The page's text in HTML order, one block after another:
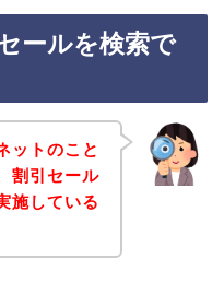
ールを検索で
ットのこと
割引セール
施している